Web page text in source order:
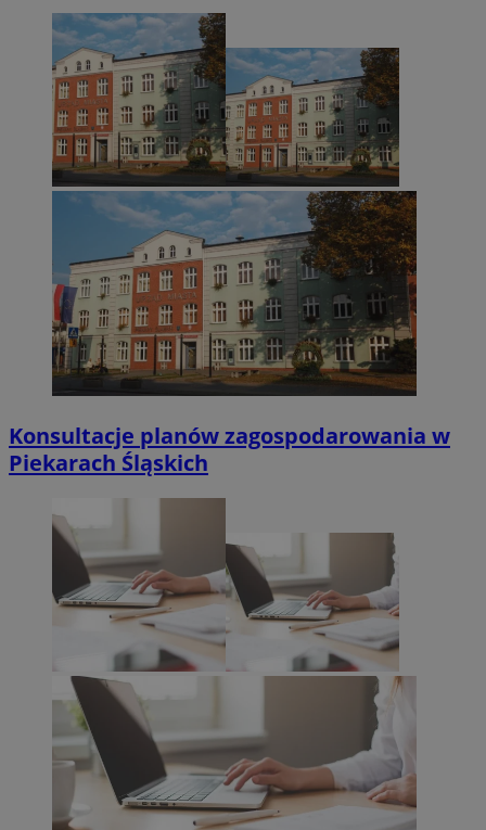
Konsultacje planów zagospodarowania w
Piekarach Śląskich